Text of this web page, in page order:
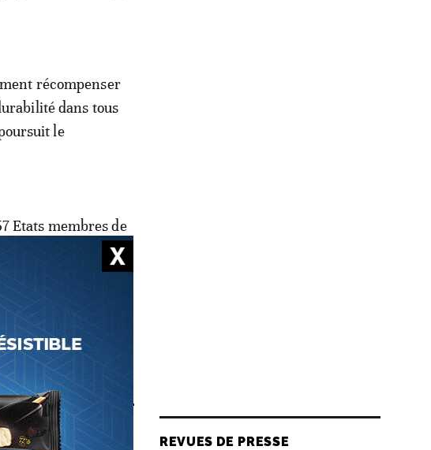
récompenser
dans tous
le
Etats membres de
été
indépendant sur la
lesquels la
économique,
fait
REVUES DE PRESSE